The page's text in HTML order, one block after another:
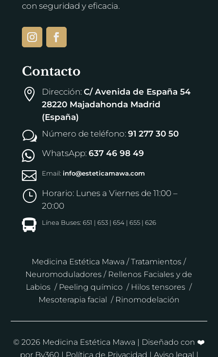
con seguridad y eficacia.
Contacto
 Dirección: C/ Avenida de España 54
28220 Majadahonda Madrid
(España)
w Número de teléfono: 91 277 30 50
 WhatsApp: 637 46 98 49
 Email: info@esteticamawa.com
}
Horario: Lunes a Viernes de 11:00 –
20:00
 Línea Buses: 651 | 653 | 654 | 655 | 626
Medicina Estética Mawa /Tratamientos /
Neuromoduladores / Rellenos Faciales y de
Labios / Peeling químico / Hilos tensores /
Mesoterapia facial / Rinomodelación
© 2026 Medicina Estética Mawa | Diseñado con ❤️
por By360 | Política de Privacidad | Aviso legal |